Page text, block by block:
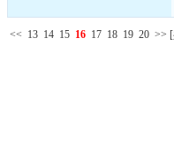
<< 13 14 15 16 17 18 19 20 >>